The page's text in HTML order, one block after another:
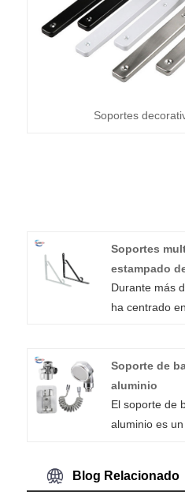
Soportes
Soportes
estampado
Durante más
ha centrado
nuestros
apreciado la
mundial de
momento,
al cliente.
clientes
Soporte de
aluminio
El soporte de
aluminio es
de aluminio
base del
Blog Relacionado